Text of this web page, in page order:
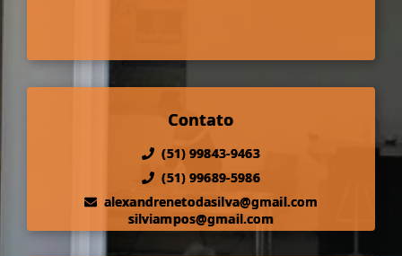
Contato
(51) 99843-9463
(51) 99689-5986
alexandrenetodasilva@gmail.com
silviampos@gmail.com